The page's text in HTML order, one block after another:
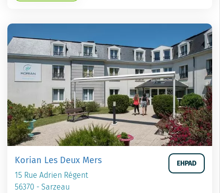
Korian Les Deux Mers
15 Rue Adrien Régent
56370 - Sarzeau
EHPAD